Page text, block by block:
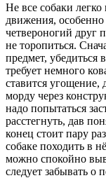
Не все собаки
движения,
четвероногий друг
не торопиться.
предмет, убедиться
требует немного
ставится угощение,
морду через
надо попытаться
расстегнуть, дав
конец стоит пару
собаке походить в
можно спокойно
следует забывать о